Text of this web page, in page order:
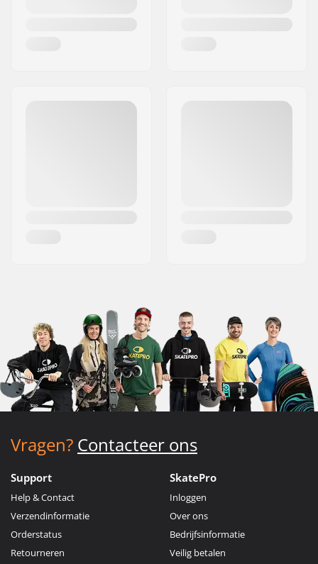
Vragen? Contacteer ons
Support
Help & Contact
Verzendinformatie
Orderstatus
Retourneren
SkatePro
Inloggen
Over ons
Bedrijfsinformatie
Veilig betalen